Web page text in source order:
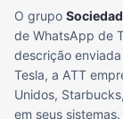
O grupo
de WhatsApp de
descrição
Tesla, a ATT
Unidos,
em seus